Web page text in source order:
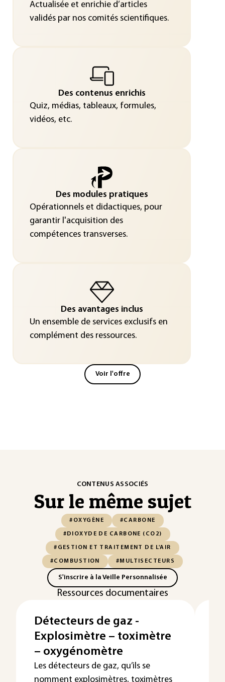
Actualisée et enrichie d’articles
validés par nos comités scientifiques.
Des contenus enrichis
Quiz, médias, tableaux, formules,
vidéos, etc.
Des modules pratiques
Opérationnels et didactiques, pour
garantir l'acquisition des
compétences transverses.
Des avantages inclus
Un ensemble de services exclusifs en
complément des ressources.
Voir l'offre
CONTENUS ASSOCIÉS
Sur le même sujet
#OXYGÈNE #CARBONE
#DIOXYDE DE CARBONE (CO2)
#GESTION ET TRAITEMENT DE L'AIR
#COMBUSTION #MULTISECTEURS
S'inscrire à la Veille Personnalisée
Ressources documentaires
Détecteurs de gaz -
Explosimètre – toximètre
– oxygénomètre
Les détecteurs de gaz, qu’ils se
nomment explosimètres, toximètres